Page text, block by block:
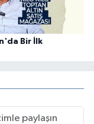
Bir İlk